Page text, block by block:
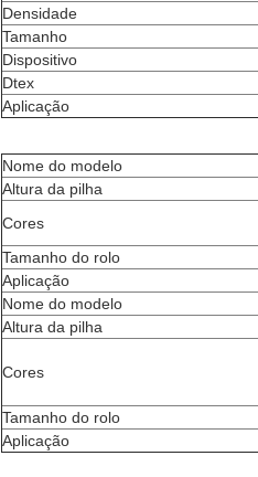
Densidade
Tamanho
Dispositivo
Dtex
Aplicação
Nome do modelo
Altura da pilha
Cores
Tamanho do rolo
Aplicação
Nome do modelo
Altura da pilha
Cores
Tamanho do rolo
Aplicação